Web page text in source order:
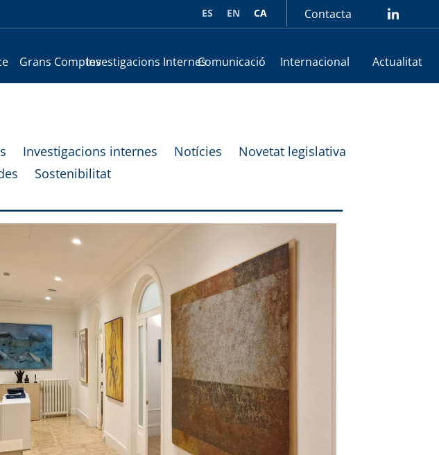
CA
EN
ES Contacta lin
Grans ComptesInvestigacions InternesComunicació Internacional Actualitat
Investigacions internes Notícies
Novetat legislativa
Sostenibilitat